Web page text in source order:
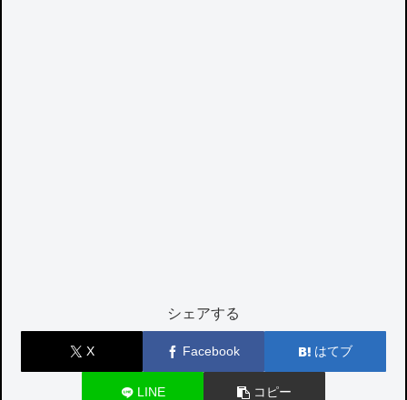
シェアする
X Facebook はてブ
LINE コピー